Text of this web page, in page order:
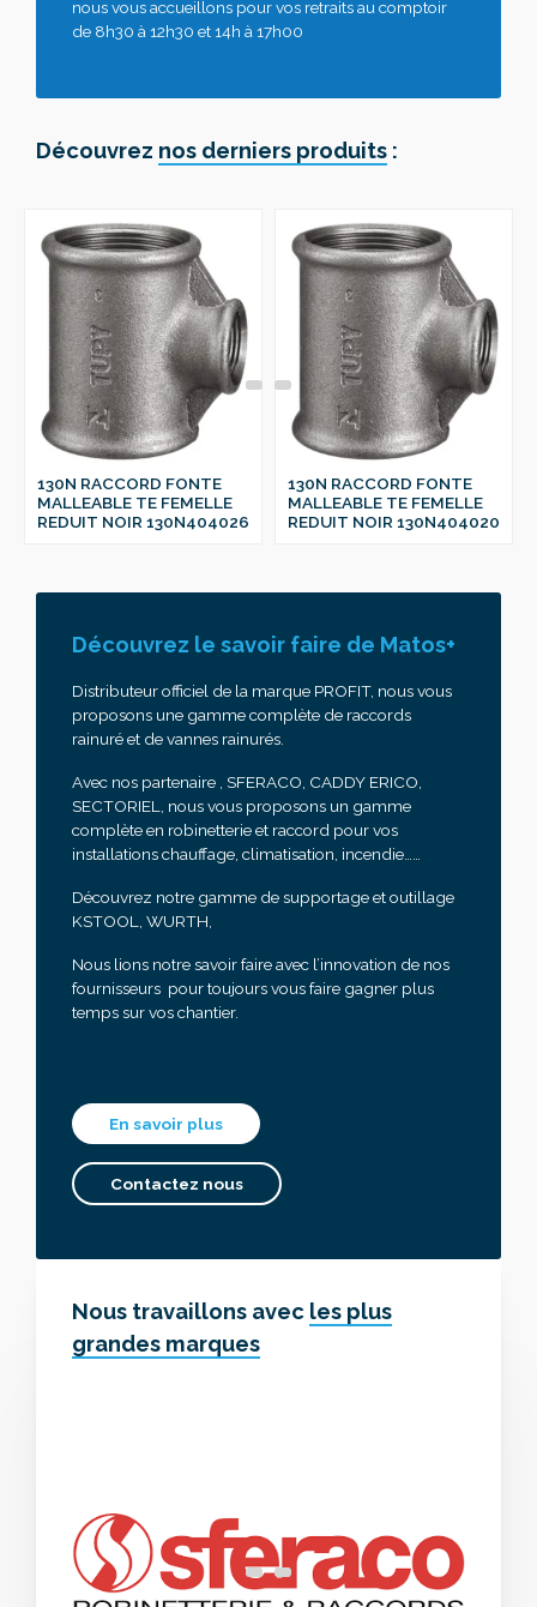
nous vous accueillons pour vos retraits au comptoir
de 8h30 à 12h30 et 14h à 17h00
Découvrez nos derniers produits :
130N RACCORD FONTE
MALLEABLE TE FEMELLE
REDUIT NOIR 130N404026
130N RACCORD FONTE
MALLEABLE TE FEMELLE
REDUIT NOIR 130N404020
Découvrez le savoir faire de Matos+
Distributeur officiel de la marque PROFIT, nous vous
proposons une gamme complète de raccords
rainuré et de vannes rainurés.
Avec nos partenaire , SFERACO, CADDY ERICO,
SECTORIEL, nous vous proposons un gamme
complète en robinetterie et raccord pour vos
installations chauffage, climatisation, incendie……
Découvrez notre gamme de supportage et outillage
KSTOOL, WURTH,
Nous lions notre savoir faire avec l’innovation de nos
fournisseurs pour toujours vous faire gagner plus
temps sur vos chantier.
En savoir plus
Contactez nous
Nous travaillons avec les plus
grandes marques